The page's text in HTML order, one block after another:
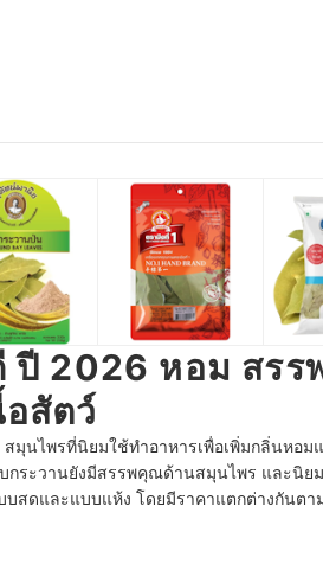
ปี 2026 หอม สร
สัตว์
มุนไพรที่นิยมใช้ทำอาหารเพื่อเพิ่มกลิ่นหอม
กระวานยังมีสรรพคุณด้านสมุนไพร และนิย
สดและแบบแห้ง โดยมีราคาแตกต่างกันต